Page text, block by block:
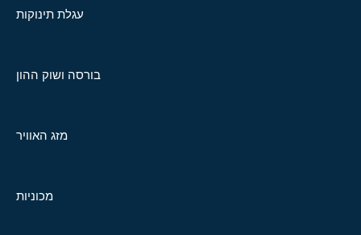
עגלת תינוקות
בורסה ושוק ההון
מזג האוויר
מכוניות